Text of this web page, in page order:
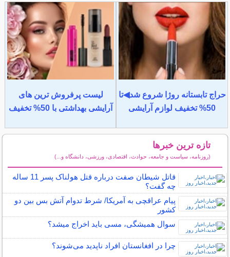
حراج تابستانه روژا شروع شد◀تا
50% تخفیف لوازم آرایشی
لیست پرفروش ترین های
آرایشی بهداشتی با 50% تخفیف
تازه ترین خبرها
(روزنامه، سیاست و جامعه، حوادث، اقتصادی، ورزشی، دانشگاه و...)
قاتل شیطان صفت درباره قتل هولناک پسر 11 ساله
چه گفت؟
پیام عراقچی به آمریکا/ شرط تدوام آتش بس بین دو
کشور
سوال همیشگی، مسی باید اخراج میشد؟
چرا در افغانستان افراد ناپدید می‌شوند؟